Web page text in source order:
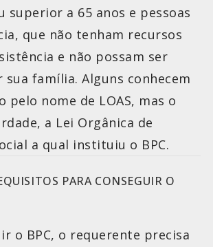
superior a 65 anos e pessoas
que não tenham recursos
e não possam ser
família. Alguns conhecem
pelo nome de LOAS, mas o
a Lei Orgânica de
a qual instituiu o BPC.
PARA CONSEGUIR O
o BPC, o requerente precisa